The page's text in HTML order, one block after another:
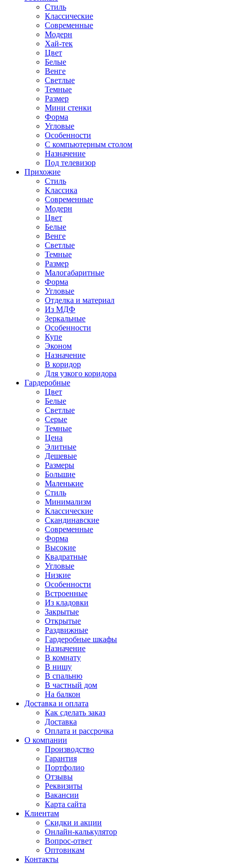
Стиль
Классические
Современные
Модерн
Хай-тек
Цвет
Белые
Венге
Светлые
Темные
Размер
Мини стенки
Форма
Угловые
Особенности
С компьютерным столом
Назначение
Под телевизор
Прихожие
Стиль
Классика
Современные
Модерн
Цвет
Белые
Венге
Светлые
Темные
Размер
Малогабаритные
Форма
Угловые
Отделка и материал
Из МДФ
Зеркальные
Особенности
Купе
Эконом
Назначение
В коридор
Для узкого коридора
Гардеробные
Цвет
Белые
Светлые
Серые
Темные
Цена
Элитные
Дешевые
Размеры
Большие
Маленькие
Стиль
Минимализм
Классические
Скандинавские
Современные
Форма
Высокие
Квадратные
Угловые
Низкие
Особенности
Встроенные
Из кладовки
Закрытые
Открытые
Раздвижные
Гардеробные шкафы
Назначение
В комнату
В нишу
В спальню
В частный дом
На балкон
Доставка и оплата
Как сделать заказ
Доставка
Оплата и рассрочка
О компании
Производство
Гарантия
Портфолио
Отзывы
Реквизиты
Вакансии
Карта сайта
Клиентам
Скидки и акции
Онлайн-калькулятор
Вопрос-ответ
Оптовикам
Контакты